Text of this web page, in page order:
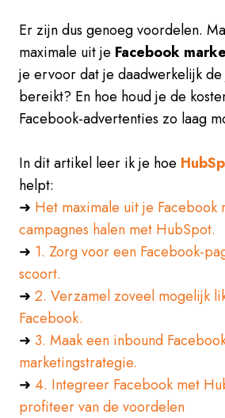
Er zijn dus genoeg voordelen.
maximale uit je Facebook
je ervoor dat je daadwerkelijk
bereikt? En hoe houd je de
Facebook-advertenties zo laag
In dit artikel leer ik je hoe
helpt:
➜ Het maximale uit je Facebook
campagnes halen met HubSpot.
➜ 1. Zorg voor een Facebook-
scoort.
➜ 2. Verzamel zoveel mogelijk
Facebook.
➜ 3. Maak een inbound
marketingstrategie.
➜ 4. Integreer Facebook met
profiteer van de voordelen